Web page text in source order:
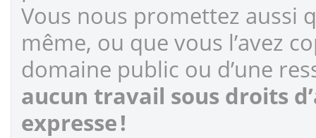
Vous nous promettez aussi
même, ou que vous l’avez
domaine public ou d’une
aucun travail sous droits
expresse !